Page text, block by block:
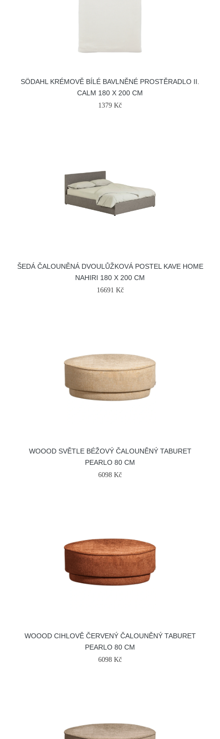
SÖDAHL KRÉMOVĚ BÍLÉ BAVLNĚNÉ PROSTĚRADLO II.
CALM 180 X 200 CM
1379 Kč
ŠEDÁ ČALOUNĚNÁ DVOULŮŽKOVÁ POSTEL KAVE HOME
NAHIRI 180 X 200 CM
16691 Kč
WOOOD SVĚTLE BÉŽOVÝ ČALOUNĚNÝ TABURET
PEARLO 80 CM
6098 Kč
WOOOD CIHLOVĚ ČERVENÝ ČALOUNĚNÝ TABURET
PEARLO 80 CM
6098 Kč